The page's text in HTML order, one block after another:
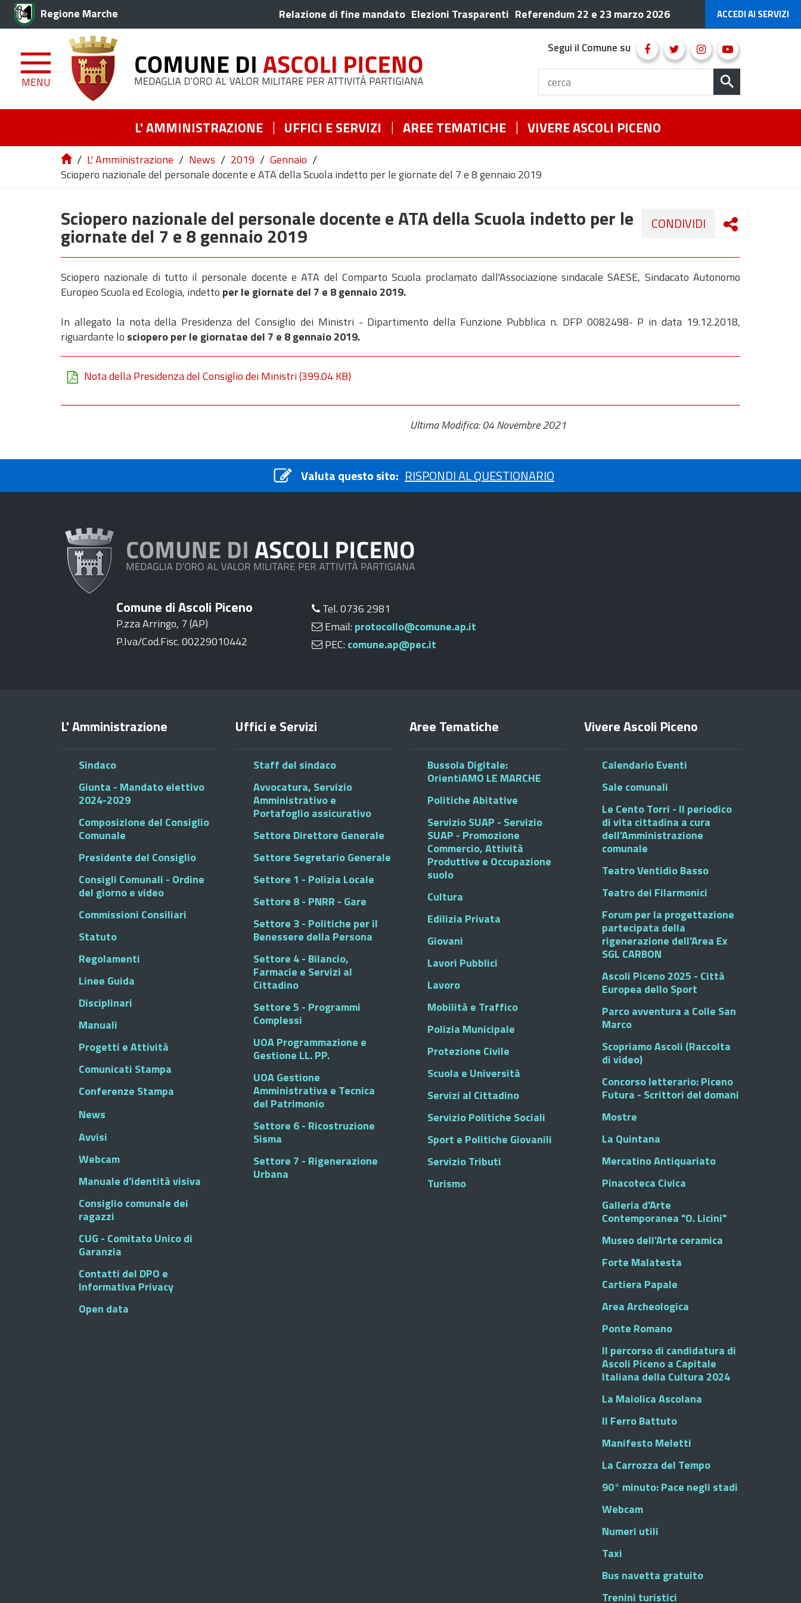
Regione Marche Relazione di fine mandato Elezioni Trasparenti Referendum 22 e 23 marzo 2026 ACCEDI AI SERVIZI
MENU
Segui il Comune su
L' AMMINISTRAZIONE UFFICI E SERVIZI AREE TEMATICHE VIVERE ASCOLI PICENO
/ L' Amministrazione / News / 2019 / Gennaio /
Sciopero nazionale del personale docente e ATA della Scuola indetto per le giornate del 7 e 8 gennaio 2019
CONDIVIDI
Sciopero nazionale del personale docente e ATA della Scuola indetto per le
giornate del 7 e 8 gennaio 2019
Sciopero nazionale di tutto il personale docente e ATA del Comparto Scuola proclamato dall'Associazione sindacale SAESE, Sindacato Autonomo
Europeo Scuola ed Ecologia, indetto per le giornate del 7 e 8 gennaio 2019.
In allegato la nota della Presidenza del Consiglio dei Ministri - Dipartimento della Funzione Pubblica n. DFP 0082498- P in data 19.12.2018,
riguardante lo sciopero per le giornatae del 7 e 8 gennaio 2019.
Nota della Presidenza del Consiglio dei Ministri(399.04 KB)
Ultima Modifica: 04 Novembre 2021
Valuta questo sito: RISPONDI AL QUESTIONARIO
Comune di Ascoli Piceno
P.zza Arringo, 7 (AP)
P.Iva/Cod.Fisc. 00229010442
Tel. 0736 2981
Email: protocollo@comune.ap.it
PEC: comune.ap@pec.it
L' Amministrazione
Sindaco
Giunta - Mandato elettivo
2024-2029
Composizione del Consiglio
Comunale
Presidente del Consiglio
Consigli Comunali - Ordine
del giorno e video
Commissioni Consiliari
Statuto
Regolamenti
Linee Guida
Disciplinari
Manuali
Progetti e Attività
Comunicati Stampa
Conferenze Stampa
News
Avvisi
Webcam
Manuale d'identità visiva
Consiglio comunale dei
ragazzi
CUG - Comitato Unico di
Garanzia
Contatti del DPO e
Informativa Privacy
Open data
Uffici e Servizi
Staff del sindaco
Avvocatura, Servizio
Amministrativo e
Portafoglio assicurativo
Settore Direttore Generale
Settore Segretario Generale
Settore 1 - Polizia Locale
Settore 8 - PNRR - Gare
Settore 3 - Politiche per il
Benessere della Persona
Settore 4 - Bilancio,
Farmacie e Servizi al
Cittadino
Settore 5 - Programmi
Complessi
UOA Programmazione e
Gestione LL. PP.
UOA Gestione
Amministrativa e Tecnica
del Patrimonio
Settore 6 - Ricostruzione
Sisma
Settore 7 - Rigenerazione
Urbana
Aree Tematiche
Bussola Digitale:
OrientiAMO LE MARCHE
Politiche Abitative
Servizio SUAP - Servizio
SUAP - Promozione
Commercio, Attività
Produttive e Occupazione
suolo
Cultura
Edilizia Privata
Giovani
Lavori Pubblici
Lavoro
Mobilità e Traffico
Polizia Municipale
Protezione Civile
Scuola e Università
Servizi al Cittadino
Servizio Politiche Sociali
Sport e Politiche Giovanili
Servizio Tributi
Turismo
Vivere Ascoli Piceno
Calendario Eventi
Sale comunali
Le Cento Torri - Il periodico
di vita cittadina a cura
dell'Amministrazione
comunale
Teatro Ventidio Basso
Teatro dei Filarmonici
Forum per la progettazione
partecipata della
rigenerazione dell'Area Ex
SGL CARBON
Ascoli Piceno 2025 - Città
Europea dello Sport
Parco avventura a Colle San
Marco
Scopriamo Ascoli (Raccolta
di video)
Concorso letterario: Piceno
Futura - Scrittori del domani
Mostre
La Quintana
Mercatino Antiquariato
Pinacoteca Civica
Galleria d'Arte
Contemporanea "O. Licini"
Museo dell'Arte ceramica
Forte Malatesta
Cartiera Papale
Area Archeologica
Ponte Romano
Il percorso di candidatura di
Ascoli Piceno a Capitale
Italiana della Cultura 2024
La Maiolica Ascolana
Il Ferro Battuto
Manifesto Meletti
La Carrozza del Tempo
90° minuto: Pace negli stadi
Webcam
Numeri utili
Taxi
Bus navetta gratuito
Trenini turistici